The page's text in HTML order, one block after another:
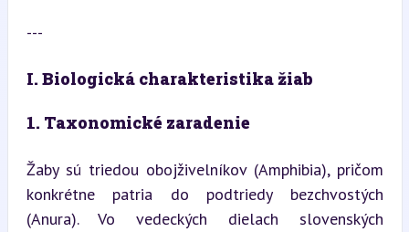
---
I. Biologická charakteristika žiab
1. Taxonomické zaradenie
Žaby sú triedou obojživelníkov (Amphibia), pričom
konkrétne patria do podtriedy bezchvostých
(Anura). Vo vedeckých dielach slovenských